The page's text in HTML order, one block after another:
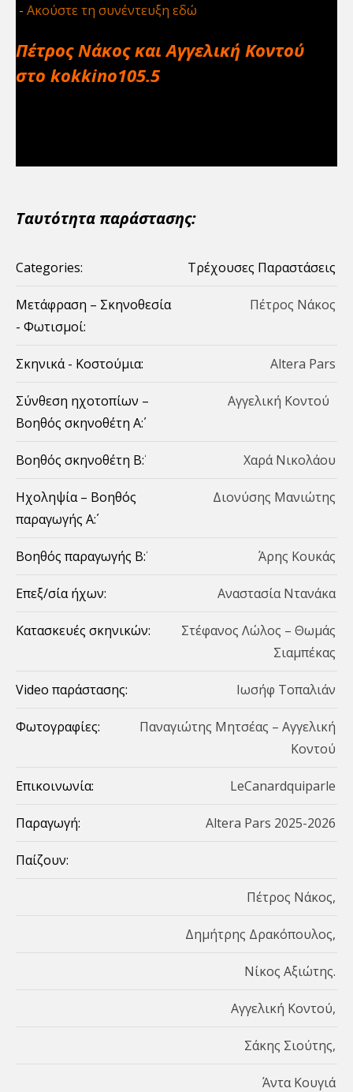
Aκούστε τη συνέντευξη εδώ
Πέτρος Νάκος και Αγγελική Κοντού
στο kokkino105.5
Ταυτότητα παράστασης:
Categories: Τρέχουσες Παραστάσεις
Mετάφραση – Σκηνοθεσία
- Φωτισμοί:
Πέτρος Νάκος
Σκηνικά - Koστούμια: Αltera Pars
Σύνθεση ηχοτοπίων –
Βοηθός σκηνοθέτη Α΄:
Aγγελική Κοντού
Βοηθός σκηνοθέτη Β΄: Χαρά Νικολάου
Ηχοληψία – Βοηθός
παραγωγής Α΄:
Διονύσης Μανιώτης
Βοηθός παραγωγής B΄: Άρης Κουκάς
Επεξ/σία ήχων: Aναστασία Ντανάκα
Κατασκευές σκηνικών:
Στέφανος Λώλος – Θωμάς
Σιαμπέκας
Video παράστασης: Ιωσήφ Τοπαλιάν
Φωτογραφίες:
Παναγιώτης Μητσέας – Αγγελική
Κοντού
Eπικοινωνία: LeCanardquiparle
Παραγωγή: Αltera Pars 2025-2026
Παίζουν:
Πέτρος Νάκος,
Δημήτρης Δρακόπουλος,
Νίκος Αξιώτης.
Αγγελική Κοντού,
Σάκης Σιούτης,
Άντα Κουγιά